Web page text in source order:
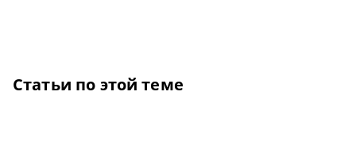
Статьи по этой теме